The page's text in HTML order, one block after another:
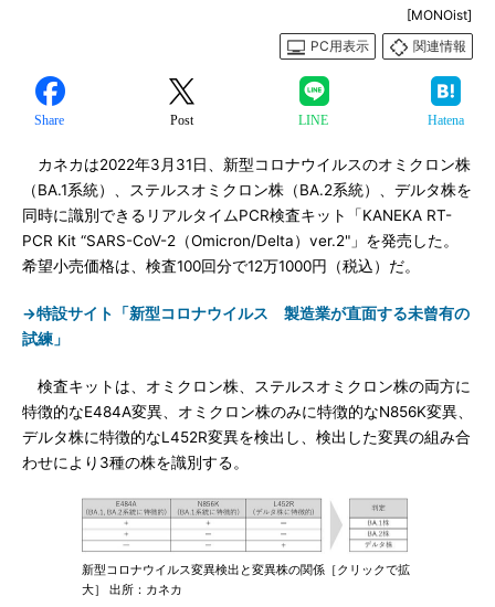
[MONOist]
PC用表示
関連情報
Share Post LINE Hatena
カネカは2022年3月31日、新型コロナウイルスのオミクロン株
（BA.1系統）、ステルスオミクロン株（BA.2系統）、デルタ株を
同時に識別できるリアルタイムPCR検査キット「KANEKA RT-
PCR Kit “SARS-CoV-2（Omicron/Delta）ver.2"」を発売した。
希望小売価格は、検査100回分で12万1000円（税込）だ。
→特設サイト「新型コロナウイルス 製造業が直面する未曾有の
試練」
検査キットは、オミクロン株、ステルスオミクロン株の両方に
特徴的なE484A変異、オミクロン株のみに特徴的なN856K変異、
デルタ株に特徴的なL452R変異を検出し、検出した変異の組み合
わせにより3種の株を識別する。
新型コロナウイルス変異検出と変異株の関係［クリックで拡
大］ 出所：カネカ